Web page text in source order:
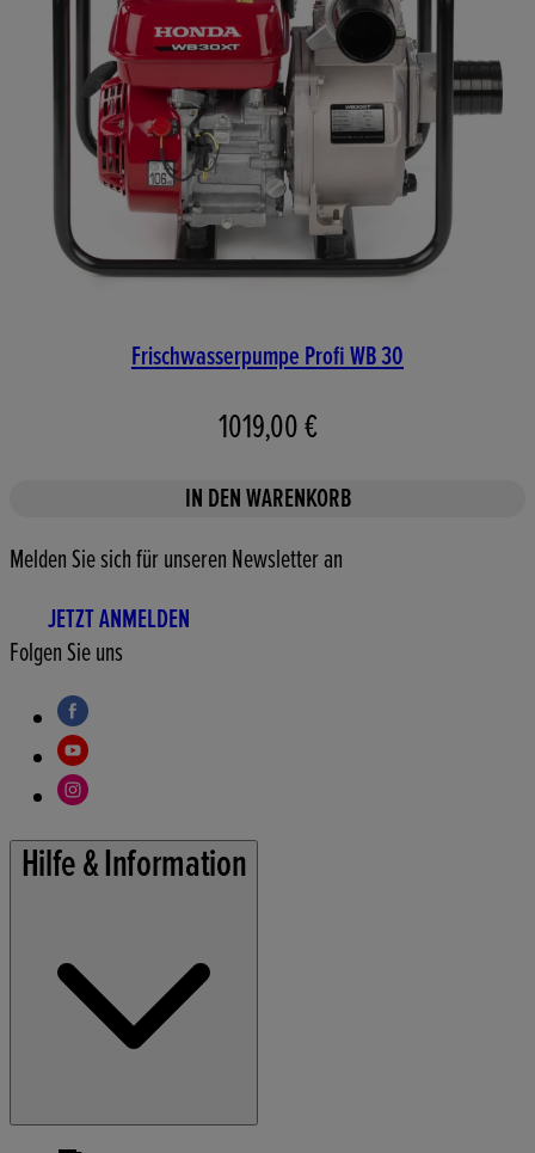
Frischwasserpumpe Profi WB 30
1019,00 €
IN DEN WARENKORB
Melden Sie sich für unseren Newsletter an
JETZT ANMELDEN
Folgen Sie uns
Hilfe & Information